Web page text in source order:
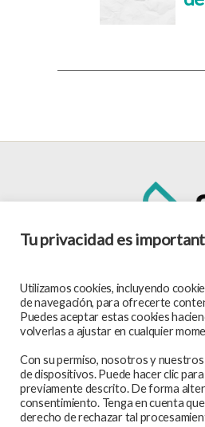
Tu privacidad es
Utilizamos cookies, incluyendo
de navegación, para ofrecerte
Puedes aceptar estas cookies
volverlas a ajustar en cualquier
Con su permiso, nosotros y
de dispositivos. Puede hacer clic
previamente descrito. De forma
consentimiento. Tenga en cuenta
derecho de rechazar tal